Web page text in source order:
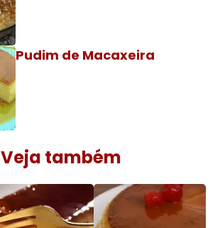
Pudim de Macaxeira
Veja também